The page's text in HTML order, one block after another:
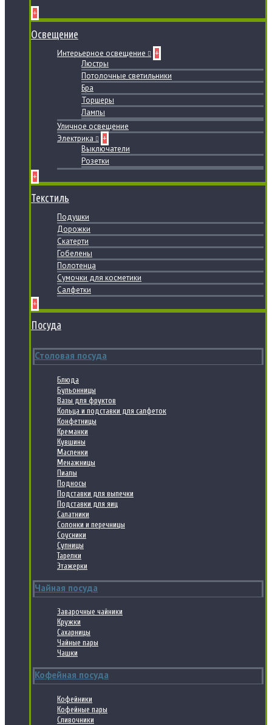
+
Освещение
Интерьерное освещение
+
Люстры
Потолочные светильники
Бра
Торшеры
Лампы
Уличное освещение
Электрика
+
Выключатели
Розетки
+
Текстиль
Подушки
Дорожки
Скатерти
Гобелены
Полотенца
Сумочки для косметики
Салфетки
+
Посуда
Столовая посуда
Блюда
Бульонницы
Вазы для фруктов
Кольца и подставки для салфеток
Конфетницы
Креманки
Кувшины
Масленки
Менажницы
Пиалы
Подносы
Подставки для выпечки
Подставки для яиц
Салатники
Солонки и перечницы
Соусники
Супницы
Тарелки
Этажерки
Чайная посуда
Заварочные чайники
Кружки
Сахарницы
Чайные пары
Чашки
Кофейная посуда
Кофейники
Кофейные пары
Сливочники